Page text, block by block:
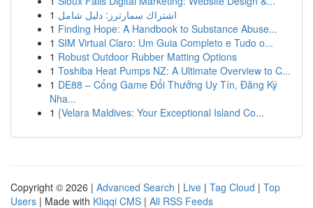
1 اشتراك سمارترز: دليل شامل
1 Finding Hope: A Handbook to Substance Abuse...
1 SIM Virtual Claro: Um Guia Completo e Tudo o...
1 Robust Outdoor Rubber Matting Options
1 Toshiba Heat Pumps NZ: A Ultimate Overview to C...
1 DE88 – Cổng Game Đổi Thưởng Uy Tín, Đăng Ký
Nha...
1 {Velara Maldives: Your Exceptional Island Co...
Copyright © 2026 | Advanced Search | Live | Tag Cloud | Top
Users | Made with Kliqqi CMS | All RSS Feeds